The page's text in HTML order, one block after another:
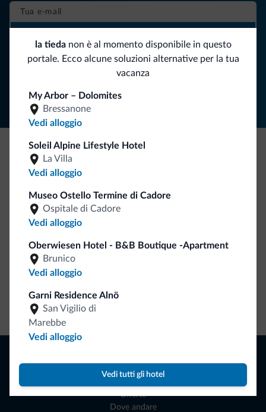
la tiedanon è al momento disponibile in questo
portale. Ecco alcune soluzioni alternative per la tua
vacanza
My Arbor – Dolomites
Bressanone
Vedi alloggio
Soleil Alpine Lifestyle Hotel
La Villa
Vedi alloggio
Museo Ostello Termine di Cadore
Ospitale di Cadore
Vedi alloggio
Oberwiesen Hotel - B&B Boutique -Apartment
Brunico
Vedi alloggio
Garni Residence Alnö
San Vigilio di
Marebbe
Vedi alloggio
Vedi tutti gli hotel
Segui Dolomiti.it
Be Original, scopri la nuova collezione
Dolomiti.it!
Dove dormire
Offerte
Dove andare